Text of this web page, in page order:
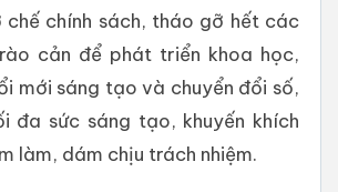
chính sách, tháo gỡ hết các
cản để phát triển khoa học,
mới sáng tạo và chuyển đổi số,
đa sức sáng tạo, khuyến khích
làm, dám chịu trách nhiệm.